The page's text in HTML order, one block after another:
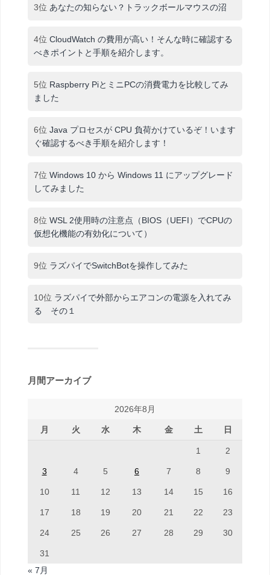
3位 あなたの知らない？トラックボールマウスの沼
4位 CloudWatch の費用が高い！そんな時に確認する
べきポイントと手順を紹介します。
5位 Raspberry PiとミニPCの消費電力を比較してみ
ました
6位 Java プロセスが CPU 負荷かけているぞ！います
ぐ確認するべき手順を紹介します！
7位 Windows 10 から Windows 11 にアップグレード
してみました
8位 WSL 2使用時の注意点（BIOS（UEFI）でCPUの
仮想化機能の有効化について）
9位 ラズパイでSwitchBotを操作してみた
10位 ラズパイで外部からエアコンの電源を入れてみ
る その１
月間アーカイブ
2026年8月
月 火 水 木 金 土 日
1 2
3 4 5 6 7 8 9
10 11 12 13 14 15 16
17 18 19 20 21 22 23
24 25 26 27 28 29 30
31
« 7月